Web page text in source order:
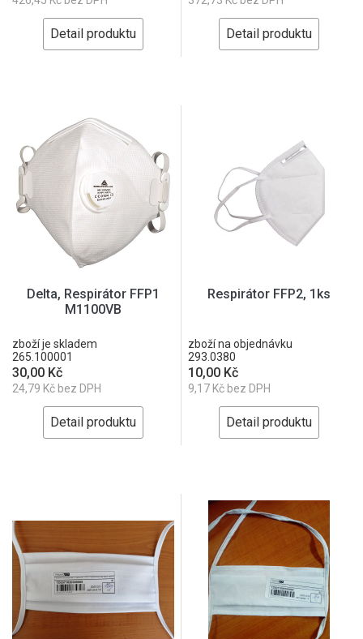
Detail produktu Detail produktu
Delta, Respirátor FFP1
M1100VB
zboží je skladem
265.100001
30,00 Kč
24,79 Kč bez DPH
Detail produktu
Respirátor FFP2, 1ks
zboží na objednávku
293.0380
10,00 Kč
9,17 Kč bez DPH
Detail produktu